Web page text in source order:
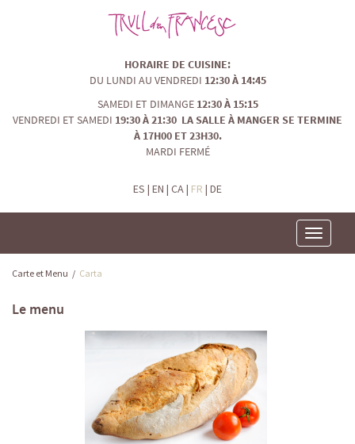
HORAIRE DE CUISINE:
DU LUNDI AU VENDREDI 12:30 À 14:45
SAMEDI ET DIMANGE 12:30 À 15:15
VENDREDI ET SAMEDI 19:30 À 21:30 LA SALLE À MANGER SE TERMINE
À 17H00 ET 23H30.
MARDI FERMÉ
ES | EN | CA| FR | DE
Toggle
Carte et Menu / Carta
Le menu